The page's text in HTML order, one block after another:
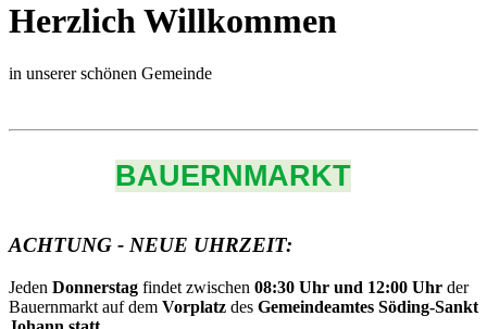
Herzlich Willkommen
in unserer schönen Gemeinde
BAUERNMARKT
ACHTUNG - NEUE UHRZEIT:
Jeden Donnerstag findet zwischen 08:30 Uhr und 12:00 Uhr der
Bauernmarkt auf dem Vorplatz des Gemeindeamtes Söding-Sankt